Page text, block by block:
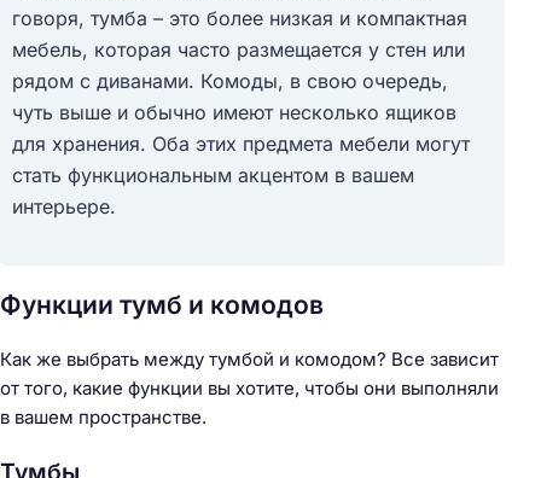
говоря, тумба – это более низкая и компактная
мебель, которая часто размещается у стен или
рядом с диванами. Комоды, в свою очередь,
чуть выше и обычно имеют несколько ящиков
для хранения. Оба этих предмета мебели могут
стать функциональным акцентом в вашем
интерьере.
Функции тумб и комодов
Как же выбрать между тумбой и комодом? Все зависит
от того, какие функции вы хотите, чтобы они выполняли
в вашем пространстве.
Тумбы